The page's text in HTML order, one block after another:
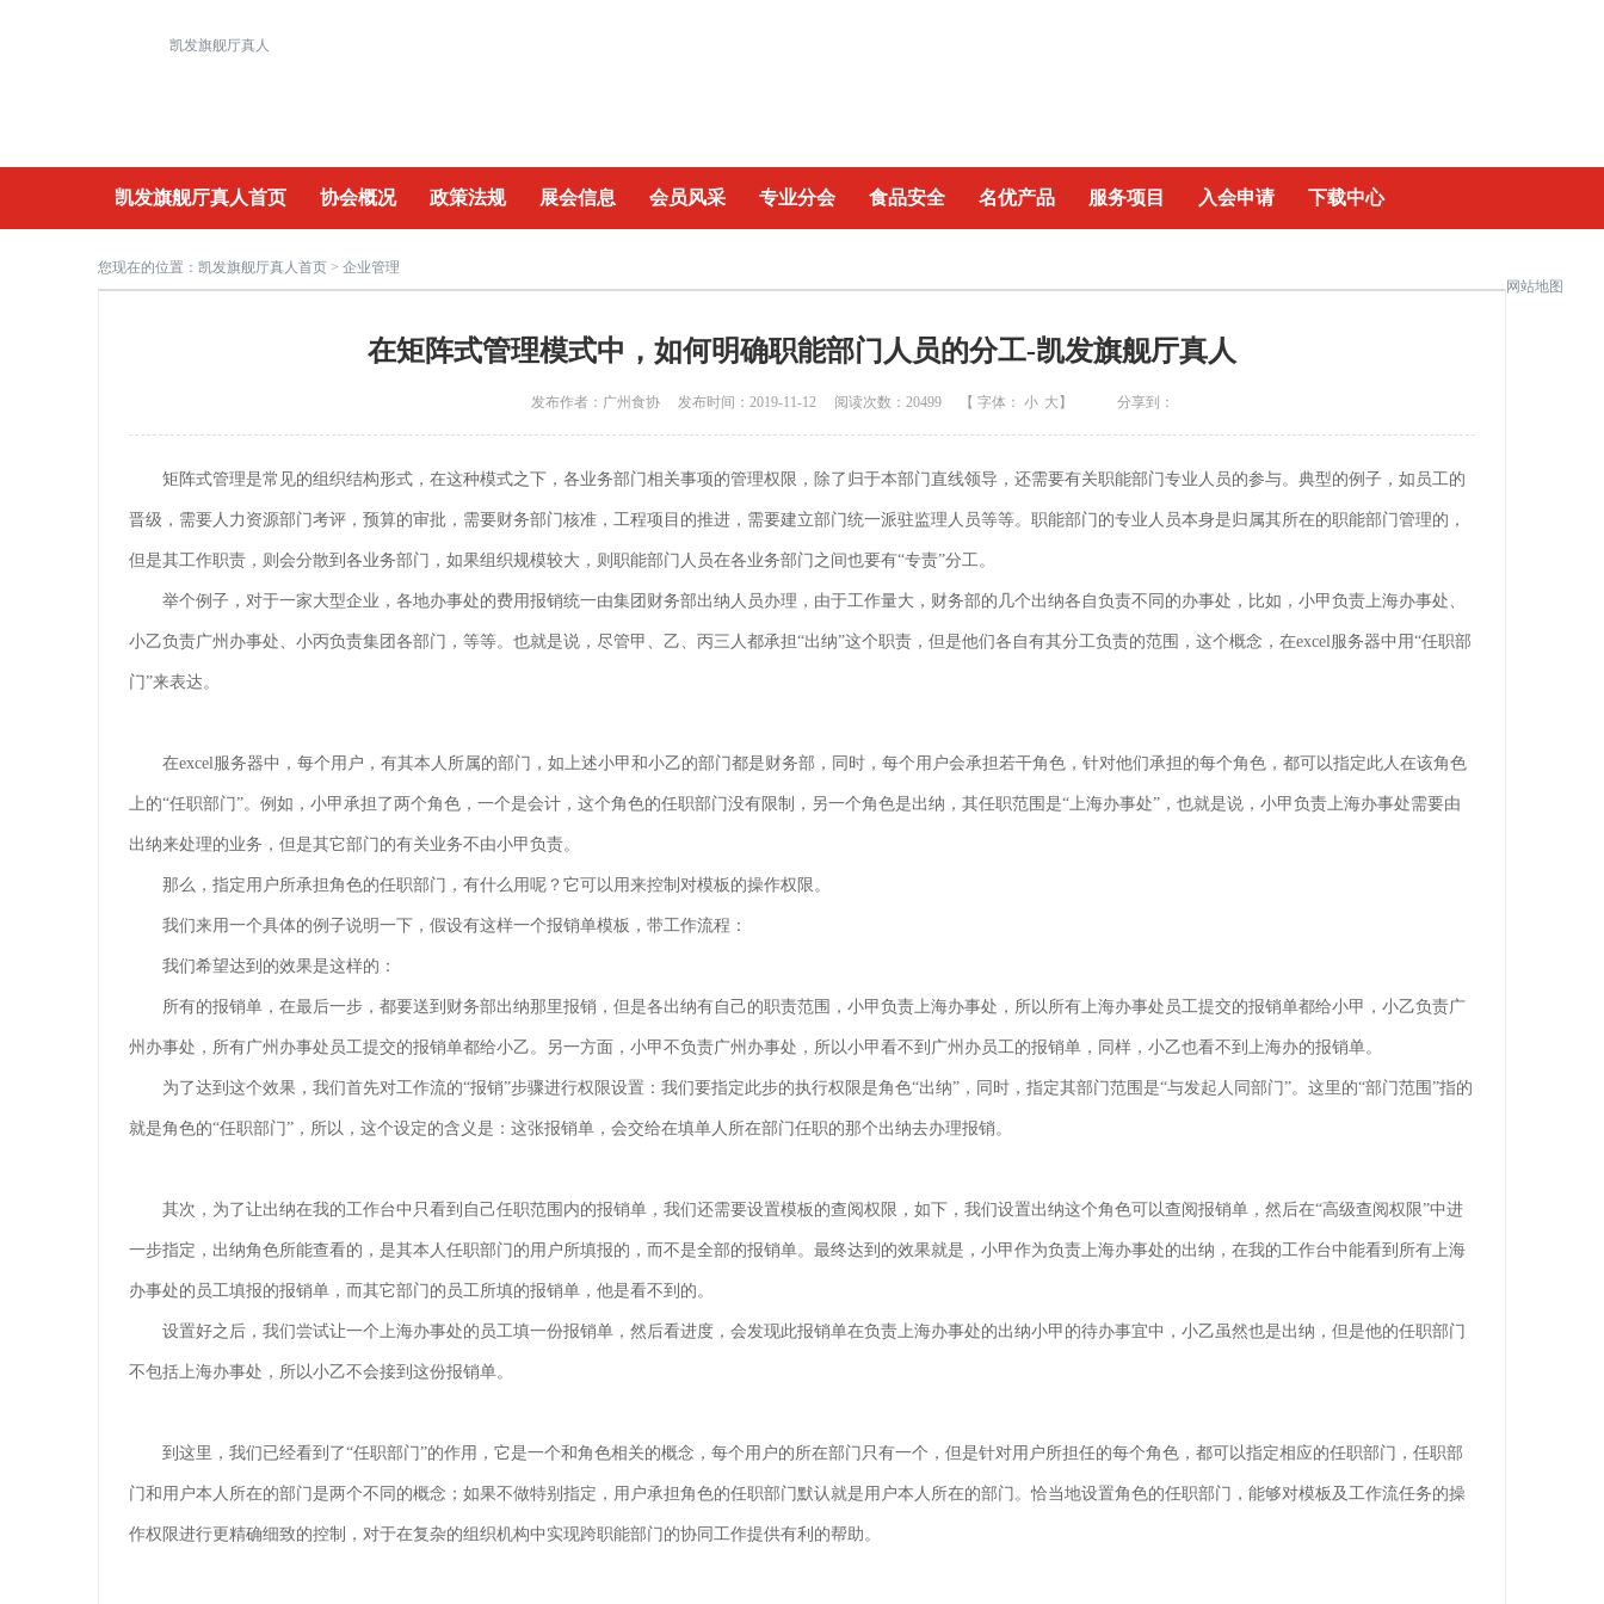
凯发旗舰厅真人
凯发旗舰厅真人首页 协会概况 政策法规 展会信息 会员风采 专业分会 食品安全 名优产品 服务项目 入会申请 下载中心
重要活动
您现在的位置： 凯发旗舰厅真人首页 > 企业管理
在矩阵式管理模式中，如何明确职能部门人员的分工-凯发旗舰厅真人
发布作者：广州食协 发布时间：2019-11-12 阅读次数：20499 【 字体： 小 大 】 分享到：
矩阵式管理是常见的组织结构形式，在这种模式之下，各业务部门相关事项的管理权限，除了归于本部门直线领导，还需要有关职能部门专业人员的参与。典型的例子，如员工的
晋级，需要人力资源部门考评，预算的审批，需要财务部门核准，工程项目的推进，需要建立部门统一派驻监理人员等等。职能部门的专业人员本身是归属其所在的职能部门管理的，
但是其工作职责，则会分散到各业务部门，如果组织规模较大，则职能部门人员在各业务部门之间也要有“专责”分工。
举个例子，对于一家大型企业，各地办事处的费用报销统一由集团财务部出纳人员办理，由于工作量大，财务部的几个出纳各自负责不同的办事处，比如，小甲负责上海办事处、
小乙负责广州办事处、小丙负责集团各部门，等等。也就是说，尽管甲、乙、丙三人都承担“出纳”这个职责，但是他们各自有其分工负责的范围，这个概念，在excel服务器中用“任职部
门”来表达。
在excel服务器中，每个用户，有其本人所属的部门，如上述小甲和小乙的部门都是财务部，同时，每个用户会承担若干角色，针对他们承担的每个角色，都可以指定此人在该角色
上的“任职部门”。例如，小甲承担了两个角色，一个是会计，这个角色的任职部门没有限制，另一个角色是出纳，其任职范围是“上海办事处”，也就是说，小甲负责上海办事处需要由
出纳来处理的业务，但是其它部门的有关业务不由小甲负责。
那么，指定用户所承担角色的任职部门，有什么用呢？它可以用来控制对模板的操作权限。
我们来用一个具体的例子说明一下，假设有这样一个报销单模板，带工作流程：
我们希望达到的效果是这样的：
所有的报销单，在最后一步，都要送到财务部出纳那里报销，但是各出纳有自己的职责范围，小甲负责上海办事处，所以所有上海办事处员工提交的报销单都给小甲，小乙负责广
州办事处，所有广州办事处员工提交的报销单都给小乙。另一方面，小甲不负责广州办事处，所以小甲看不到广州办员工的报销单，同样，小乙也看不到上海办的报销单。
为了达到这个效果，我们首先对工作流的“报销”步骤进行权限设置：我们要指定此步的执行权限是角色“出纳”，同时，指定其部门范围是“与发起人同部门”。这里的“部门范围”指的
就是角色的“任职部门”，所以，这个设定的含义是：这张报销单，会交给在填单人所在部门任职的那个出纳去办理报销。
其次，为了让出纳在我的工作台中只看到自己任职范围内的报销单，我们还需要设置模板的查阅权限，如下，我们设置出纳这个角色可以查阅报销单，然后在“高级查阅权限”中进
一步指定，出纳角色所能查看的，是其本人任职部门的用户所填报的，而不是全部的报销单。最终达到的效果就是，小甲作为负责上海办事处的出纳，在我的工作台中能看到所有上海
办事处的员工填报的报销单，而其它部门的员工所填的报销单，他是看不到的。
设置好之后，我们尝试让一个上海办事处的员工填一份报销单，然后看进度，会发现此报销单在负责上海办事处的出纳小甲的待办事宜中，小乙虽然也是出纳，但是他的任职部门
不包括上海办事处，所以小乙不会接到这份报销单。
到这里，我们已经看到了“任职部门”的作用，它是一个和角色相关的概念，每个用户的所在部门只有一个，但是针对用户所担任的每个角色，都可以指定相应的任职部门，任职部
门和用户本人所在的部门是两个不同的概念；如果不做特别指定，用户承担角色的任职部门默认就是用户本人所在的部门。恰当地设置角色的任职部门，能够对模板及工作流任务的操
作权限进行更精确细致的控制，对于在复杂的组织机构中实现跨职能部门的协同工作提供有利的帮助。
网站地图